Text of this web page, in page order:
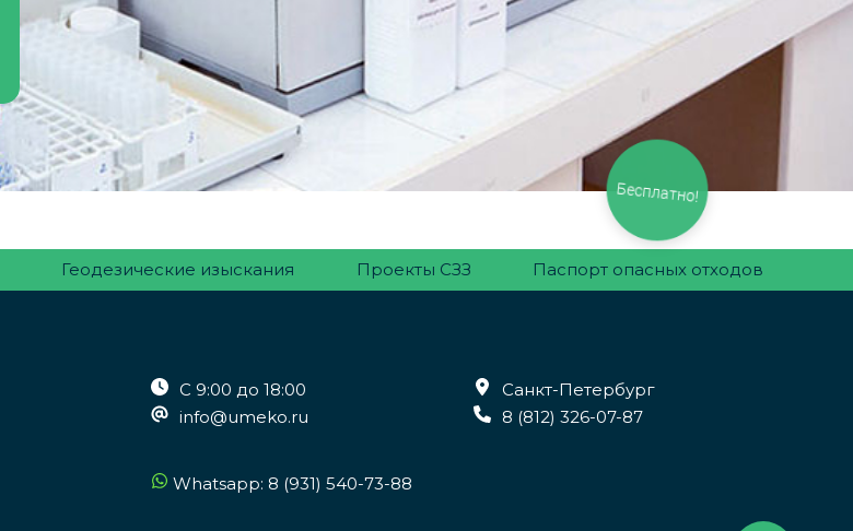
Геодезические изыскания Проекты СЗЗ Паспорт опасных отходов
С 9:00 до 18:00
info@umeko.ru
Санкт-Петербург
8 (812) 326-07-87
Whatsapp: 8 (931) 540-73-88
Бесплатно!